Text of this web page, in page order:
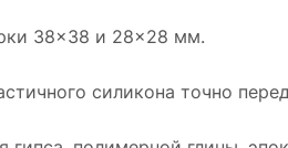
38×38 и 28×28 мм.
силикона точно